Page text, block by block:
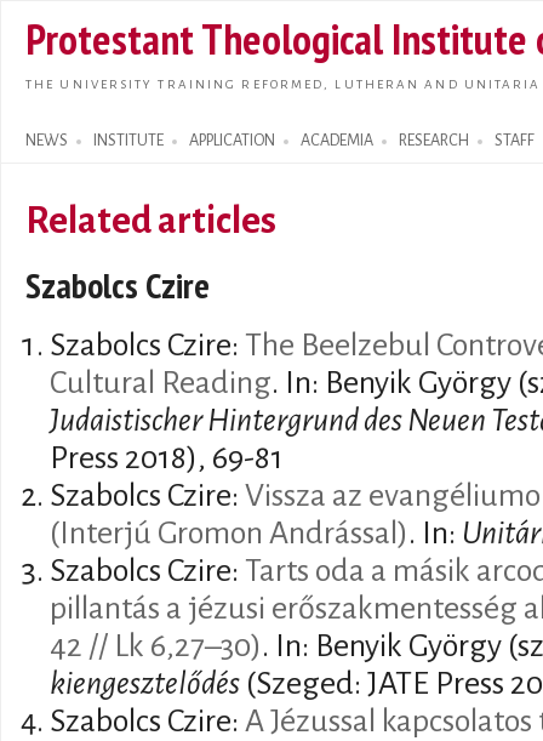
main
Protestant Theological Institute
THE UNIVERSITY TRAINING REFORMED, LUTHERAN AND
NEWS INSTITUTE APPLICATION ACADEMIA RESEARCH STAFF
Search form
Related articles
Szabolcs Czire
Szabolcs Czire: The Beelzebul
Cultural Reading. In: Benyik György
Judaistischer Hintergrund des Neuen
Press 2018), 69-81
Szabolcs Czire: Vissza az
(Interjú Gromon Andrással). In:
Szabolcs Czire: Tarts oda a másik
pillantás a jézusi erőszakmentesség
42 // Lk 6,27–30). In: Benyik György
kiengesztelődés (Szeged: JATE Press
Szabolcs Czire: A Jézussal